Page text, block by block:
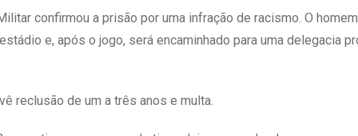
confirmou a prisão por uma infração de racismo. O
e, após o jogo, será encaminhado para uma delegacia
reclusão de um a três anos e multa.